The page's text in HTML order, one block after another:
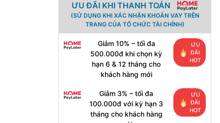
ƯU ĐÃI KHI THANH TOÁN
(SỬ DỤNG KHI XÁC NHẬN KHOẢN VAY TRÊN
TRANG CỦA TỔ CHỨC TÀI CHÍNH)
Giảm 10% – tối đa
500.000đ khi chọn kỳ
hạn 6 & 12 tháng cho
khách hàng mới
ƯU
ĐÃI
HOT
Giảm 3% – tối đa
100.000đ với kỳ hạn 3
tháng cho khách hàng
ƯU
ĐÃI
HOT